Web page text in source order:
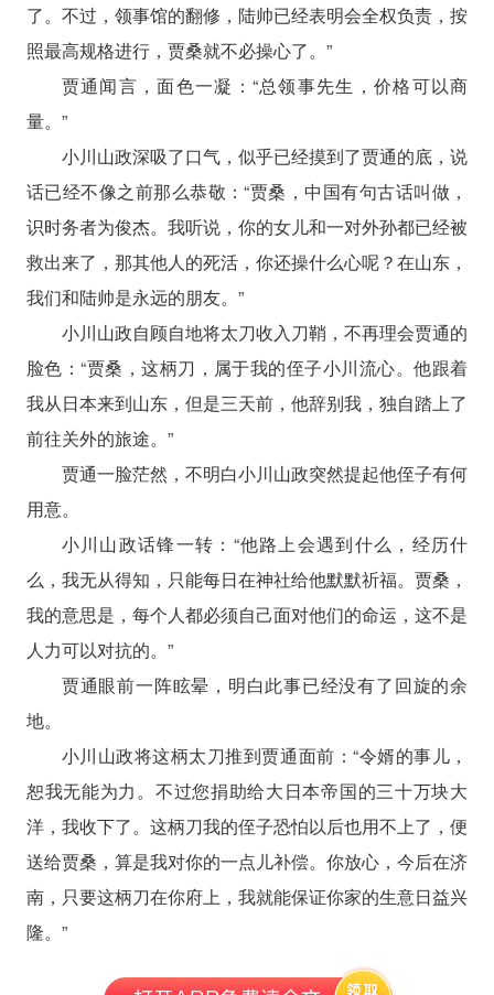
了。不过，领事馆的翻修，陆帅已经表明会全权负责，按
照最高规格进行，贾桑就不必操心了。”
贾通闻言，面色一凝：“总领事先生，价格可以商
量。”
小川山政深吸了口气，似乎已经摸到了贾通的底，说
话已经不像之前那么恭敬：“贾桑，中国有句古话叫做，
识时务者为俊杰。我听说，你的女儿和一对外孙都已经被
救出来了，那其他人的死活，你还操什么心呢？在山东，
我们和陆帅是永远的朋友。”
小川山政自顾自地将太刀收入刀鞘，不再理会贾通的
脸色：“贾桑，这柄刀，属于我的侄子小川流心。他跟着
我从日本来到山东，但是三天前，他辞别我，独自踏上了
前往关外的旅途。”
贾通一脸茫然，不明白小川山政突然提起他侄子有何
用意。
小川山政话锋一转：“他路上会遇到什么，经历什
么，我无从得知，只能每日在神社给他默默祈福。贾桑，
我的意思是，每个人都必须自己面对他们的命运，这不是
人力可以对抗的。”
贾通眼前一阵眩晕，明白此事已经没有了回旋的余
地。
小川山政将这柄太刀推到贾通面前：“令婿的事儿，
恕我无能为力。不过您捐助给大日本帝国的三十万块大
洋，我收下了。这柄刀我的侄子恐怕以后也用不上了，便
送给贾桑，算是我对你的一点儿补偿。你放心，今后在济
南，只要这柄刀在你府上，我就能保证你家的生意日益兴
隆。”